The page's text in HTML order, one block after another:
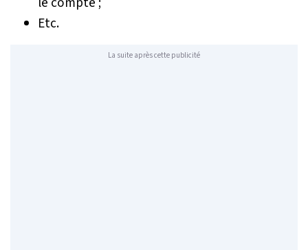
Etc.
La suite après cette publicité